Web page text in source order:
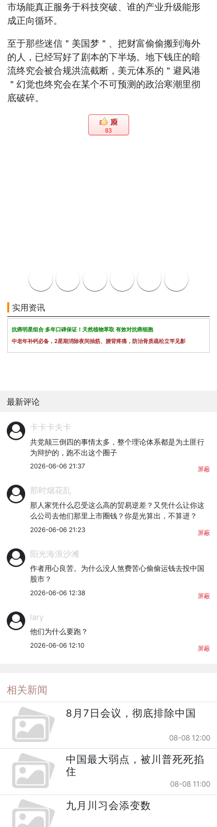
市场能真正服务于科技突破、谁的产业升级能形
成正向循环。
至于那些迷信＂美国梦＂、把财富偷偷搬到海外
的人，已经写好了剧本的下半场。地下钱庄的暗
流终究会被合规洪流截断，美元体系的＂避风港
＂幻觉也终究会在某个不可预测的政治寒潮里彻
底破碎。
83
实用资讯
抗癌明星组合 多年口碑保证！天然植物萃取 有效对抗癌细胞
中老年补钙必备，2星期消除夜间抽筋、腰背疼痛，防治骨质疏松立竿见影
最新评论
卡卡卡夫卡
共党颠三倒四的事情太多，整个理论体系都是为土匪行
为辩护的，跑不出这个圈子
2026-06-06 21:37 屏蔽
那时烟花乱
那人家凭什么忍受这么高的贸易逆差？又凭什么让你这
么公司去他们那里上市圈钱？你是光算出，不算进？
2026-06-06 21:23 屏蔽
阳光海浪沙滩
作者用心良苦。为什么没人煞费苦心偷偷运钱去投中国
股市？
2026-06-06 12:38 屏蔽
lary
他们为什么要跑？
2026-06-06 12:10 屏蔽
相关新闻
8月7日会议，彻底排除中国
08-08 12:00
中国最大弱点，被川普死死掐
住
08-08 11:00
九月川习会添变数